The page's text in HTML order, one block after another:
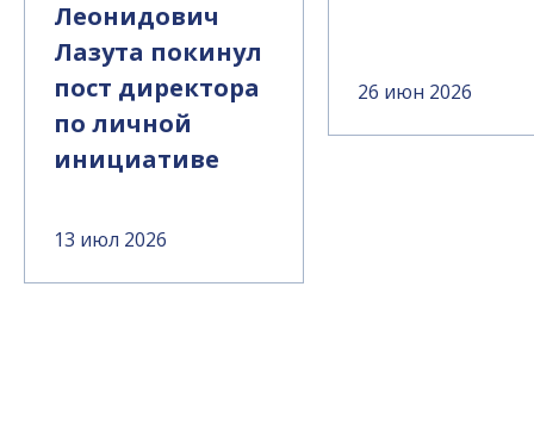
Леонидович
Лазута покинул
пост директора
по личной
инициативе
13 июл 2026
26 июн 2026